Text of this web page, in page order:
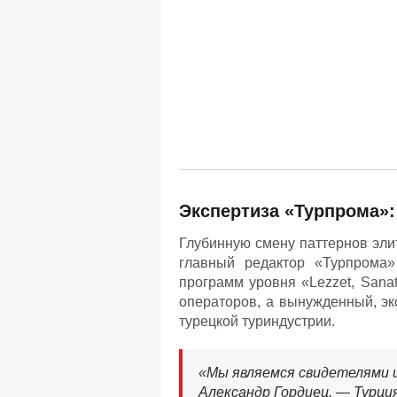
Экспертиза
Глубинную смену паттернов
главный редактор
программ уровня «Lezzet,
операторов, а вынужденный,
турецкой туриндустрии.
«Мы являемся свидетелями
Александр Гордиец. —